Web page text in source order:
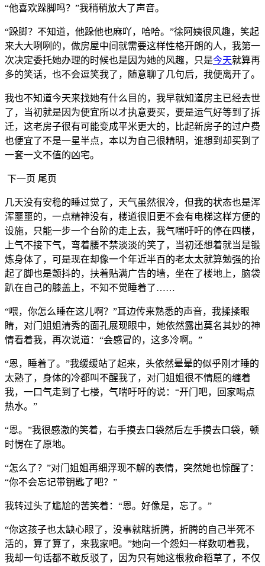
“他喜欢跺脚吗？”我稍稍放大了声音。
“跺脚？不知道，他跺他也麻吖，哈哈。”徐阿姨很风趣，笑起
来大大咧咧的，做房屋中间就需要这样性格开朗的人，我第一
次决定委托她办理的时候也是因为她的风趣，只是今天就算再
多的笑话，也不会逗笑我了，随意聊了几句后，我便离开了。
我也不知道今天来找她有什么目的，我早就知道房主已经去世
了，当初就是因为便宜所以才执意要买，要是运气好等到了拆
迁，这老房子很有可能变成平米更大的，比起新房子的过户费
也便宜了不是一星半点，本以为自己很精明，谁想到却买到了
一套一文不值的凶宅。
下一页 尾页
几天没有安稳的睡过觉了，天气虽然很冷，但我的状态也是浑
浑噩噩的，一点精神没有，楼道很旧更不会有电梯这样方便的
设施，只能一步一个台阶的走上去，我气喘吁吁的停在四楼，
上气不接下气，弯着腰不禁淡淡的笑了，当初还想着就当是锻
炼身体了，可是现在却像一个年近半百的老太太就算勉强的抬
起了脚也是颤抖的，扶着贴满广告的墙，坐在了楼地上，脑袋
趴在自己的膝盖上，不知不觉睡着了……
“喂，你怎么睡在这儿啊？”耳边传来熟悉的声音，我揉揉眼
睛，对门姐姐清秀的面孔展现眼中，她依然露出莫名其妙的神
情看着我，再次说道：“会感冒的，这多冷啊。”
“恩，睡着了。”我缓缓站了起来，头依然晕晕的似乎刚才睡的
太熟了，身体的冷都叫不醒我了，对门姐姐很不情愿的缠着
我，一口气走到了七楼，气喘吁吁的说：“开门吧，回家喝点
热水。”
“恩。”我很感激的笑着，右手摸去口袋然后左手摸去口袋，顿
时愣在了原地。
“怎么了？”对门姐姐再细浮现不解的表情，突然她也惊醒了：
“你不会忘记带钥匙了吧？”
我转过头了尴尬的苦笑着：“恩。好像是，忘了。”
“你这孩子也太缺心眼了，没事就瞎折腾，折腾的自己半死不
活的，算了算了，来我家吧。”她向一个怨妇一样数叨着我，
我却一句话都不敢反驳了，因为只有她这根救命稻草了，不仅